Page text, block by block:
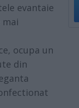
evantaie
ocupa un
din